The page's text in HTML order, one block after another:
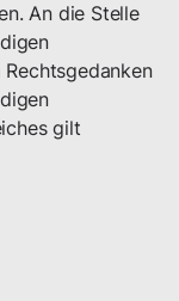
An die Stelle
gilt